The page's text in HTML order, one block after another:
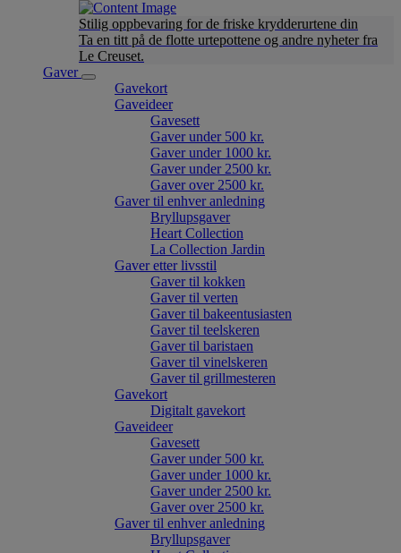
Stilig oppbevaring for de friske krydderurtene din
Ta en titt på de flotte urtepottene og andre nyheter fra
Le Creuset.
Gaver
Gavekort
Gaveideer
Gavesett
Gaver under 500 kr.
Gaver under 1000 kr.
Gaver under 2500 kr.
Gaver over 2500 kr.
Gaver til enhver anledning
Bryllupsgaver
Heart Collection
La Collection Jardin
Gaver etter livsstil
Gaver til kokken
Gaver til verten
Gaver til bakeentusiasten
Gaver til teelskeren
Gaver til baristaen
Gaver til vinelskeren
Gaver til grillmesteren
Gavekort
Digitalt gavekort
Gaveideer
Gavesett
Gaver under 500 kr.
Gaver under 1000 kr.
Gaver under 2500 kr.
Gaver over 2500 kr.
Gaver til enhver anledning
Bryllupsgaver